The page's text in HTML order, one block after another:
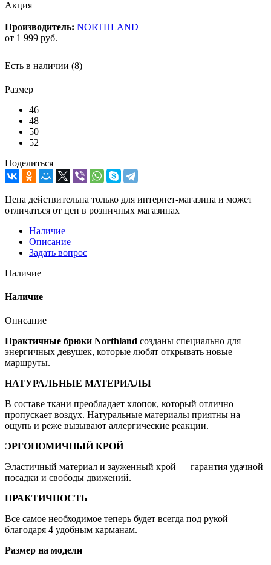
Акция
Производитель: NORTHLAND
от 1 999 руб.
Есть в наличии (8)
Размер
46
48
50
52
Поделиться
Цена действительна только для интернет-магазина и может
отличаться от цен в розничных магазинах
Наличие
Описание
Задать вопрос
Наличие
Наличие
Описание
Практичные брюки Northland созданы специально для
энергичных девушек, которые любят открывать новые
маршруты.
НАТУРАЛЬНЫЕ МАТЕРИАЛЫ
В составе ткани преобладает хлопок, который отлично
пропускает воздух. Натуральные материалы приятны на
ощупь и реже вызывают аллергические реакции.
ЭРГОНОМИЧНЫЙ КРОЙ
Эластичный материал и зауженный крой — гарантия удачной
посадки и свободы движений.
ПРАКТИЧНОСТЬ
Все самое необходимое теперь будет всегда под рукой
благодаря 4 удобным карманам.
Размер на модели